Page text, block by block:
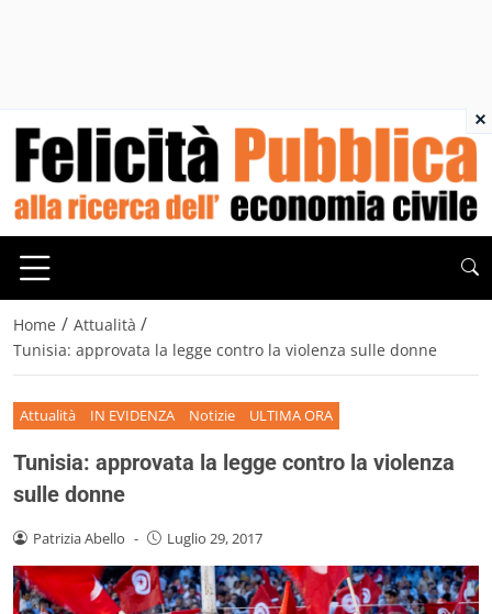
Home / Attualità /
Tunisia: approvata la legge contro la violenza sulle donne
Attualità IN EVIDENZA Notizie ULTIMA ORA
Tunisia: approvata la legge contro la violenza
sulle donne
Patrizia Abello - Luglio 29, 2017
×